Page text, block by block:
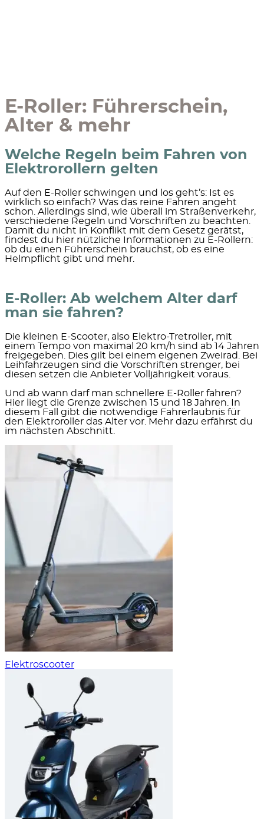
E-Roller: Führerschein,
Alter & mehr
Welche Regeln beim Fahren von
Elektrorollern gelten
Auf den E-Roller schwingen und los geht’s: Ist es
wirklich so einfach? Was das reine Fahren angeht
schon. Allerdings sind, wie überall im Straßenverkehr,
verschiedene Regeln und Vorschriften zu beachten.
Damit du nicht in Konflikt mit dem Gesetz gerätst,
findest du hier nützliche Informationen zu E-Rollern:
ob du einen Führerschein brauchst, ob es eine
Helmpflicht gibt und mehr.
E-Roller: Ab welchem Alter darf
man sie fahren?
Die kleinen E-Scooter, also Elektro-Tretroller, mit
einem Tempo von maximal 20 km/h sind ab 14 Jahren
freigegeben.
Dies gilt bei einem eigenen Zweirad. Bei
Leihfahrzeugen sind die Vorschriften strenger, bei
diesen setzen die Anbieter Volljährigkeit voraus.
Und ab wann darf man schnellere E-Roller fahren?
Hier liegt die Grenze zwischen 15 und 18 Jahren.
In
diesem Fall gibt die notwendige Fahrerlaubnis für
den Elektroroller das Alter vor. Mehr dazu erfährst du
im nächsten Abschnitt.
Elektroscooter